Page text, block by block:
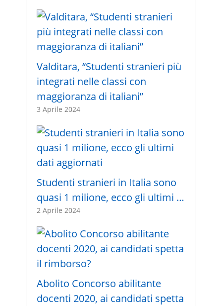
Valditara, “Studenti stranieri più
integrati nelle classi con
maggioranza di italiani”
3 Aprile 2024
Studenti stranieri in Italia sono
quasi 1 milione, ecco gli ultimi …
2 Aprile 2024
Abolito Concorso abilitante
docenti 2020, ai candidati spetta